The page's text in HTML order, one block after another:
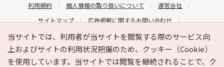
当サイトでは、利用者が当サイトを閲覧する際のサービス向
上およびサイトの利用状況把握のため、クッキー（Cookie）
を使用しています。当サイトでは閲覧を継続されることで、ク
利用規約
個人情報の取り扱いについて
運営会社
サイトマップ
広告掲載に関するお問い合わせ
サイトの内容に関するお問い合わせ